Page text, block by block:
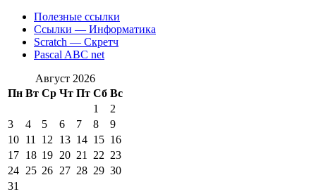
Полезные ссылки
Ссылки — Информатика
Scratch — Скретч
Pascal ABC net
Август 2026
Пн Вт Ср Чт Пт Сб Вс
1
2
3
4 5 6 7 8
9
10 11 12 13 14 15 16
17 18 19 20 21 22 23
24 25 26 27 28 29 30
31